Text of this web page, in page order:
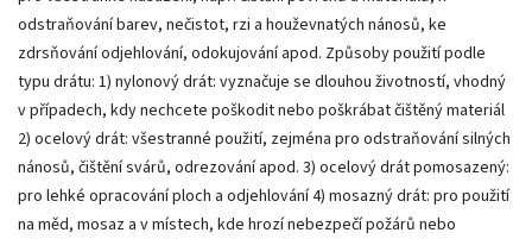
odstraňování barev, nečistot, rzi a houževnatých nánosů, ke
zdrsňování odjehlování, odokujování apod. Způsoby použití podle
typu drátu: 1) nylonový drát: vyznačuje se dlouhou životností, vhodný
v případech, kdy nechcete poškodit nebo poškrábat čištěný materiál
2) ocelový drát: všestranné použití, zejména pro odstraňování silných
nánosů, čištění svárů, odrezování apod. 3) ocelový drát pomosazený:
pro lehké opracování ploch a odjehlování 4) mosazný drát: pro použití
na měd, mosaz a v místech, kde hrozí nebezpečí požárů nebo